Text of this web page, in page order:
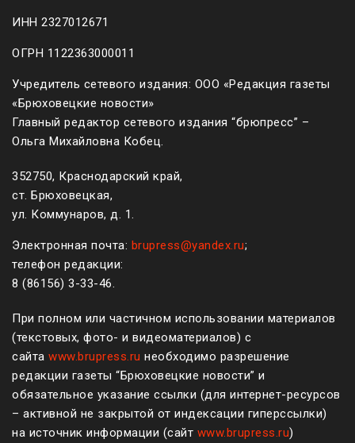
ИНН 2327012671
ОГРН 1122363000011
Учредитель сетевого издания: ООО «Редакция газеты
«Брюховецкие новости»
Главный редактор сетевого издания “брюпресс” –
Ольга Михайловна Кобец.
352750, Краснодарский край,
ст. Брюховецкая,
ул. Коммунаров, д. 1.
Электронная почта: brupress@yandex.ru;
телефон редакции:
8 (861 56) 3-33-46.
При полном или частичном использовании материалов
(текстовых, фото- и видеоматериалов) с
сайта www.brupress.ru необходимо разрешение
редакции газеты “Брюховецкие новости” и
обязательное указание ссылки (для интернет-ресурсов
– активной не закрытой от индексации гиперссылки)
на источник информации (сайт www.brupress.ru)